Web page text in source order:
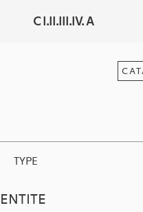
C I.II.III.IV. A
TYPE
ENTITE